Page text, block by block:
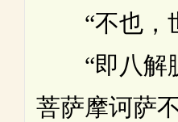
“不也，
“即八解
菩萨摩诃萨